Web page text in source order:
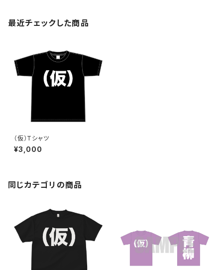
最近チェックした商品
（仮）Tシャツ
¥3,000
同じカテゴリの商品